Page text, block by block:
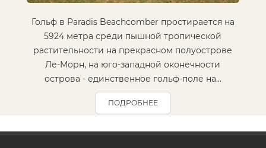
Гольф в Paradis Beachcomber простирается на
5924 метра среди пышной тропической
растительности на прекрасном полуострове
Ле-Морн, на юго-западной оконечности
острова - единственное гольф-поле на...
ПОДРОБНЕЕ